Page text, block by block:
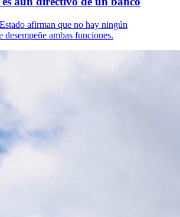
afirman que no hay ningún
desempeñe ambas funciones.